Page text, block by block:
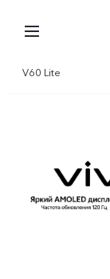
V60 Lite